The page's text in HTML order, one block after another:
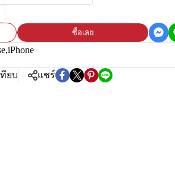
ซื้อเลย
,iPhone
ทียบ แชร์